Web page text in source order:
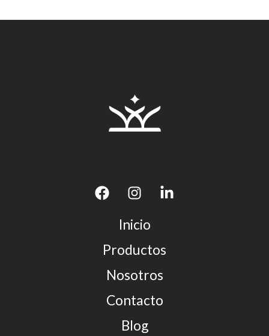
Inicio
Productos
Nosotros
Contacto
Blog